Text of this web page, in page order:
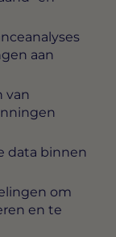
aan
van
data binnen
om
en te